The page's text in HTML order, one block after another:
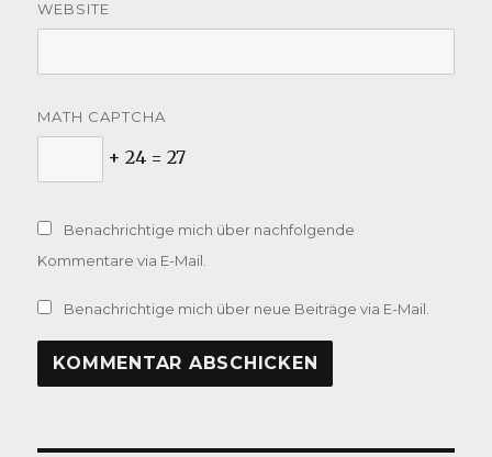
WEBSITE
MATH CAPTCHA
+ 24 = 27
Benachrichtige mich über nachfolgende
Kommentare via E-Mail.
Benachrichtige mich über neue Beiträge via E-Mail.